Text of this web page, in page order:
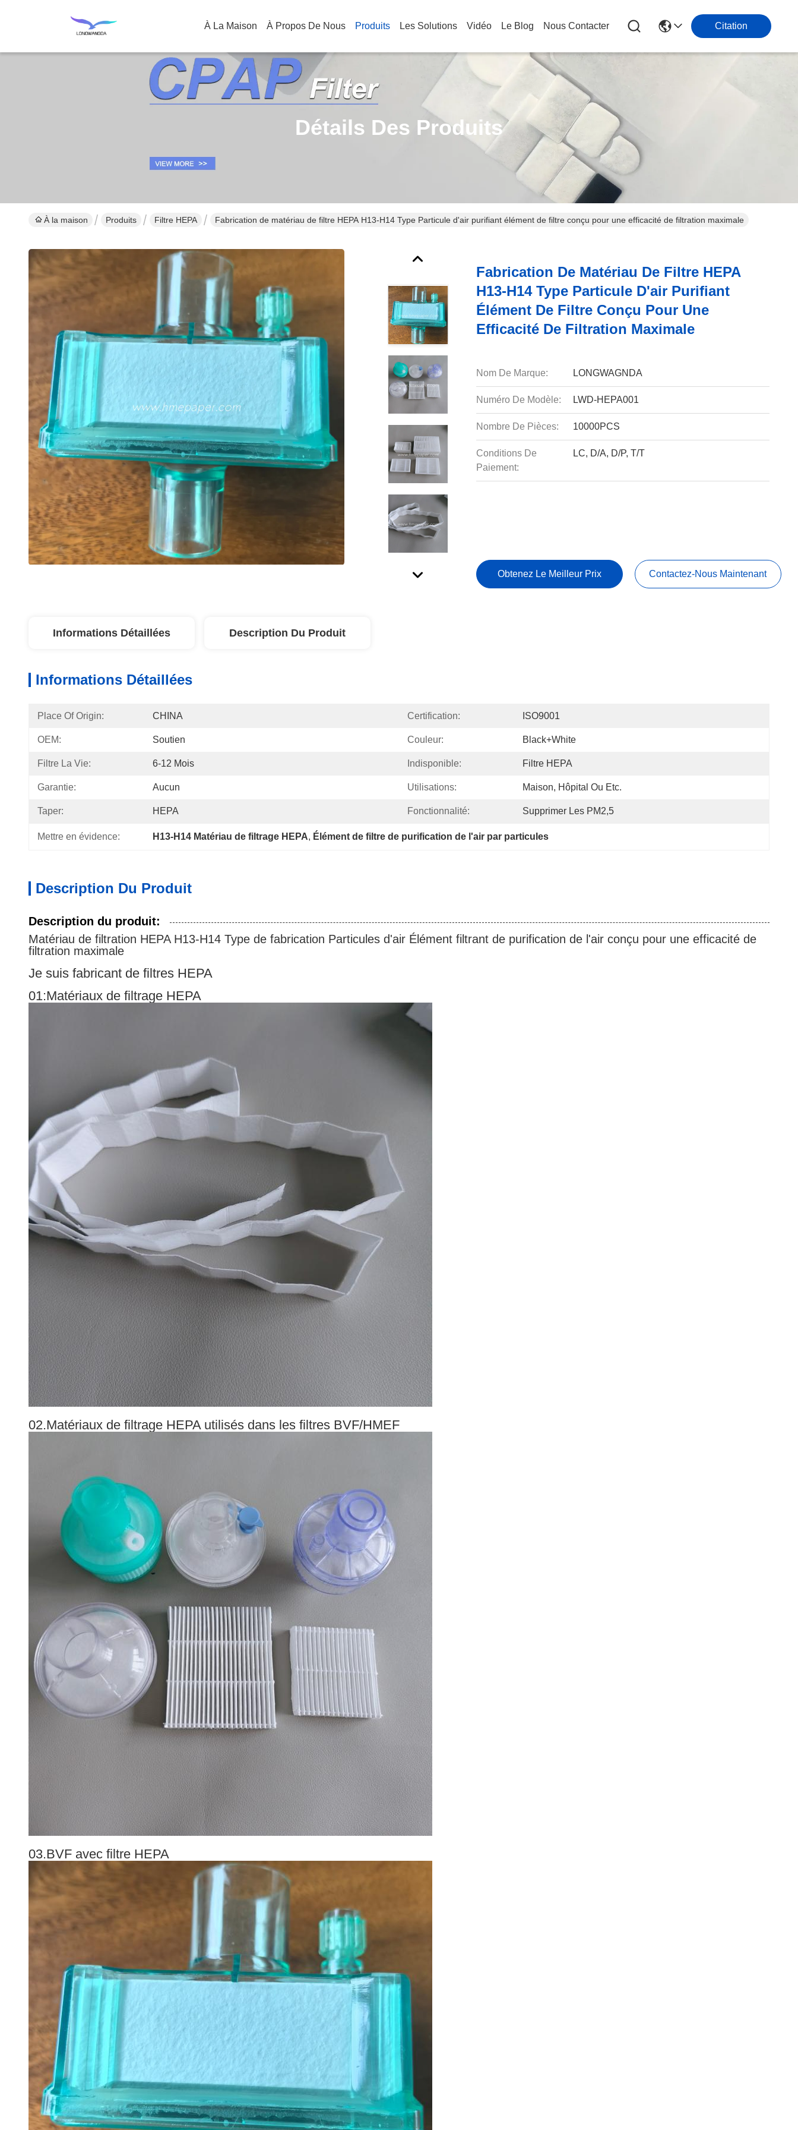
À La Maison À Propos De Nous Produits Les Solutions Vidéo Le Blog Nous Contacter Citation
Détails Des Produits
À la maison Produits Filtre HEPA Fabrication de matériau de filtre HEPA H13-H14 Type Particule d'air purifiant élément de filtre conçu pour une efficacité de filtration maximale
Fabrication De Matériau De Filtre HEPA
H13-H14 Type Particule D'air Purifiant
Élément De Filtre Conçu Pour Une
Efficacité De Filtration Maximale
Nom De Marque: LONGWAGNDA
Numéro De Modèle: LWD-HEPA001
Nombre De Pièces: 10000PCS
Conditions De
Paiement:
LC, D/A, D/P, T/T
Obtenez Le Meilleur Prix Contactez-Nous Maintenant
Informations Détaillées Description Du Produit
Informations Détaillées
Place Of Origin: CHINA Certification: ISO9001
OEM: Soutien Couleur: Black+white
Filtre La Vie: 6-12 Mois Indisponible: Filtre HEPA
Garantie: Aucun Utilisations: Maison, Hôpital Ou Etc.
Taper: HEPA Fonctionnalité: Supprimer Les PM2,5
Mettre en évidence: H13-H14 Matériau de filtrage HEPA, Élément de filtre de purification de l'air par particules
Description Du Produit
Description du produit:
Matériau de filtration HEPA H13-H14 Type de fabrication Particules d'air Élément filtrant de purification de l'air conçu pour une efficacité de
filtration maximale
Je suis fabricant de filtres HEPA
01:Matériaux de filtrage HEPA
02.Matériaux de filtrage HEPA utilisés dans les filtres BVF/HMEF
03.BVF avec filtre HEPA